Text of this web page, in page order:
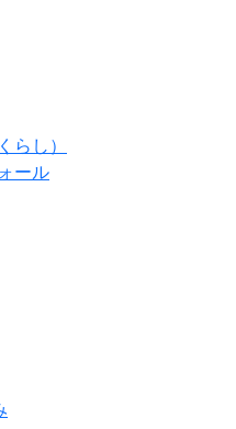
らし）
ール